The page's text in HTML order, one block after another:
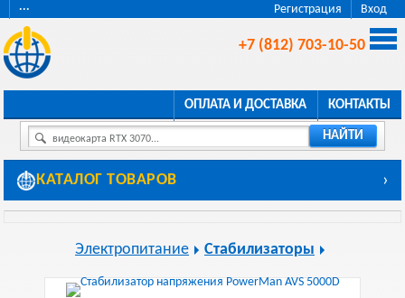
Регистрация Вход
···
+7 (812) 703-10-50
ОПЛАТА И ДОСТАВКА КОНТАКТЫ
видеокарта RTX 3070... НАЙТИ
КАТАЛОГ ТОВАРОВ ›
Электропитание Стабилизаторы